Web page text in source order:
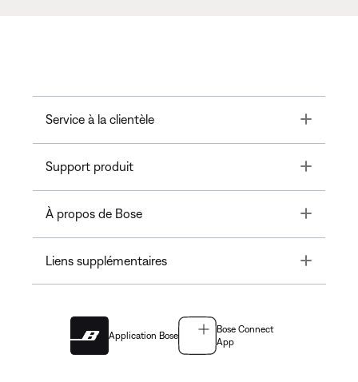
Service à la clientèle Toggle
Support produit Toggle
À propos de Bose Toggle
Liens supplémentaires Toggle
Application Bose
Bose Connect
App